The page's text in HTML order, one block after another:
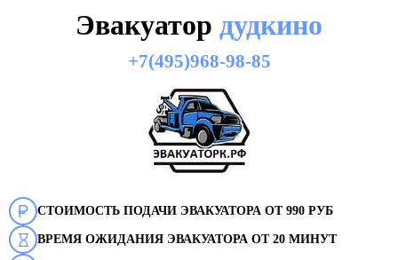
Эвакуатор дудкино
+7(495)968-98-85
СТОИМОСТЬ ПОДАЧИ ЭВАКУАТОРА ОТ 990 РУБ
ВРЕМЯ ОЖИДАНИЯ ЭВАКУАТОРА ОТ 20 МИНУТ